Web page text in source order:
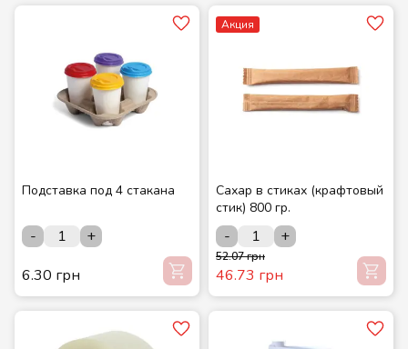
Подставка под 4 стакана
-
+
6.30 грн
Акция
Сахар в стиках (крафтовый
стик) 800 гр.
- +
52.07 грн
46.73 грн